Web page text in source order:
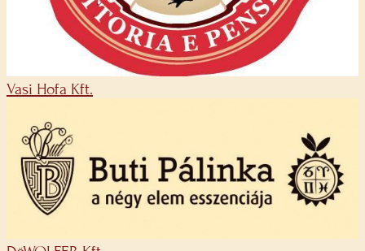
Vasi Hofa Kft.